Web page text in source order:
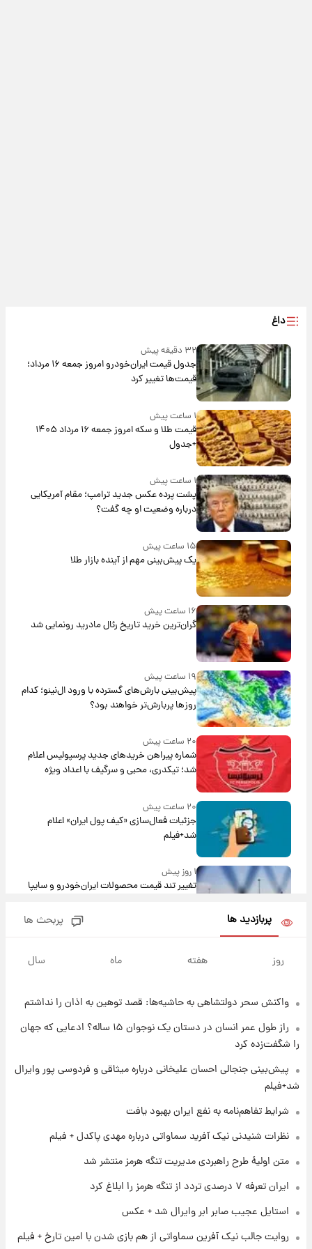
داغ
۳۲ دقیقه پیش
جدول قیمت ایران‌خودرو امروز جمعه ۱۶ مرداد؛
قیمت‌ها تغییر کرد
۱ ساعت پیش
قیمت طلا و سکه امروز جمعه ۱۶ مرداد ۱۴۰۵
+جدول
۱ ساعت پیش
پشت پرده عکس جدید ترامپ؛ مقام آمریکایی
درباره وضعیت او چه گفت؟
۱۵ ساعت پیش
یک پیش‌بینی مهم از آینده بازار طلا
۱۶ ساعت پیش
گران‌ترین خرید تاریخ رئال مادرید رونمایی شد
۱۹ ساعت پیش
پیش‌بینی بارش‌های گسترده با ورود ال‌نینو؛ کدام
روزها پربارش‌تر خواهند بود؟
۲۰ ساعت پیش
شماره پیراهن خریدهای جدید پرسپولیس اعلام
شد؛ تیکدری، محبی و سرگیف با اعداد ویژه
۲۰ ساعت پیش
جزئیات فعال‌سازی «کیف پول ایران» اعلام
شد+فیلم
۱ روز پیش
تغییر تند قیمت محصولات ایران‌خودرو و سایپا
۱ روز پیش
شد
۱ روز پیش
بلندمدت + جدول
۱ روز پیش
سیگنال‌های جدید برای بازار طلا؛ پیش‌بینی
قیمت سکه و طلا فردا
فال حافظ پنجشنبه ۱۵ مرداد ماه ۱۴۰۵
پربازدید ها پربحث ها
روز هفته ماه سال
واکنش سحر دولتشاهی به حاشیه‌ها: قصد توهین به اذان را نداشتم
راز طول عمر انسان در دستان یک نوجوان ۱۵ ساله؟ ادعایی که جهان
را شگفت‌زده کرد
پیش‌بینی جنجالی احسان علیخانی درباره میثاقی و فردوسی پور وایرال
شد+فیلم
شرایط تفاهم‌نامه به نفع ایران بهبود یافت
نظرات شنیدنی نیک آفرید سماواتی درباره مهدی پاکدل + فیلم
متن اولیۀ طرح راهبردی مدیریت تنگه هرمز منتشر شد
ایران تعرفه ۷ درصدی تردد از تنگه هرمز را ابلاغ کرد
استایل عجیب صابر ابر وایرال شد + عکس
روایت جالب نیک آفرین سماواتی از هم بازی شدن با امین تارخ + فیلم